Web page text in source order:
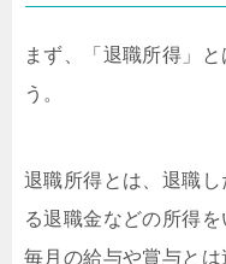
まず、「退職所得」
う。
退職所得とは、退職
る退職金などの所得を
毎月の給与や賞与と